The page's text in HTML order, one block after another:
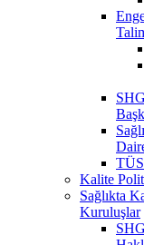
Kalite
Sağlıkta
Kuruluşlar